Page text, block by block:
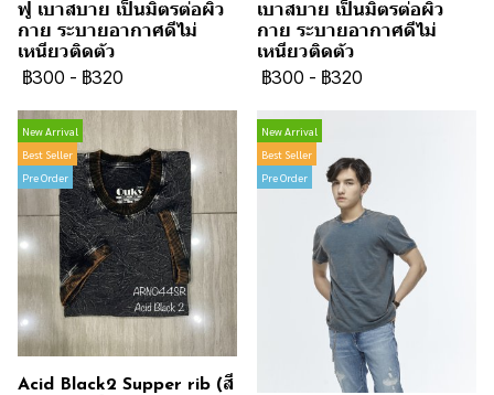
ฟู เบาสบาย เป็นมิตรต่อผิว
กาย ระบายอากาศดีไม่
เหนียวติดตัว
฿300 - ฿320
เบาสบาย เป็นมิตรต่อผิว
กาย ระบายอากาศดีไม่
เหนียวติดตัว
฿300 - ฿320
New Arrival
Best Seller
Pre Order
Acid Black2 Supper rib (สี
New Arrival
Best Seller
Pre Order